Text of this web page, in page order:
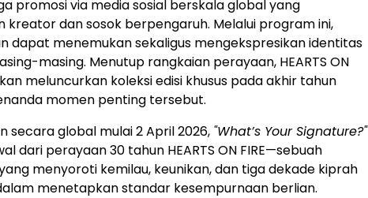
promosi via media sosial berskala global yang
kreator dan sosok berpengaruh. Melalui program ini,
dapat menemukan sekaligus mengekspresikan identitas
masing. Menutup rangkaian perayaan, HEARTS ON
meluncurkan koleksi edisi khusus pada akhir tahun
momen penting tersebut.
secara global mulai 2 April 2026, "What’s Your Signature?"
dari perayaan 30 tahun HEARTS ON FIRE—sebuah
menyoroti kemilau, keunikan, dan tiga dekade kiprah
menetapkan standar kesempurnaan berlian.